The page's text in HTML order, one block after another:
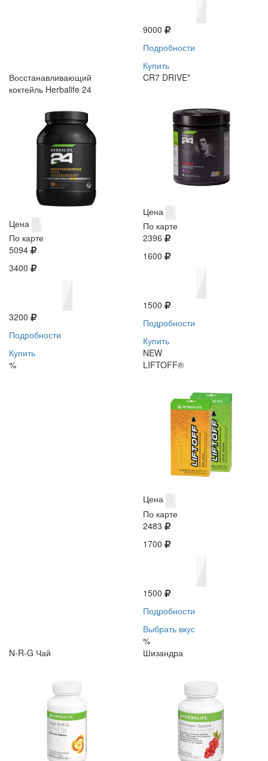
9000
Подробности
Купить
Восстанавливающий
коктейль Herbalife 24
Цена
По карте
5094
3400
3200
Подробности
Купить
%
CR7 DRIVE*
Цена
По карте
2396
1600
1500
Подробности
Купить
NEW
LIFTOFF®
Цена
По карте
2483
1700
1500
Подробности
Выбрать вкус
%
N-R-G Чай
Шизандра